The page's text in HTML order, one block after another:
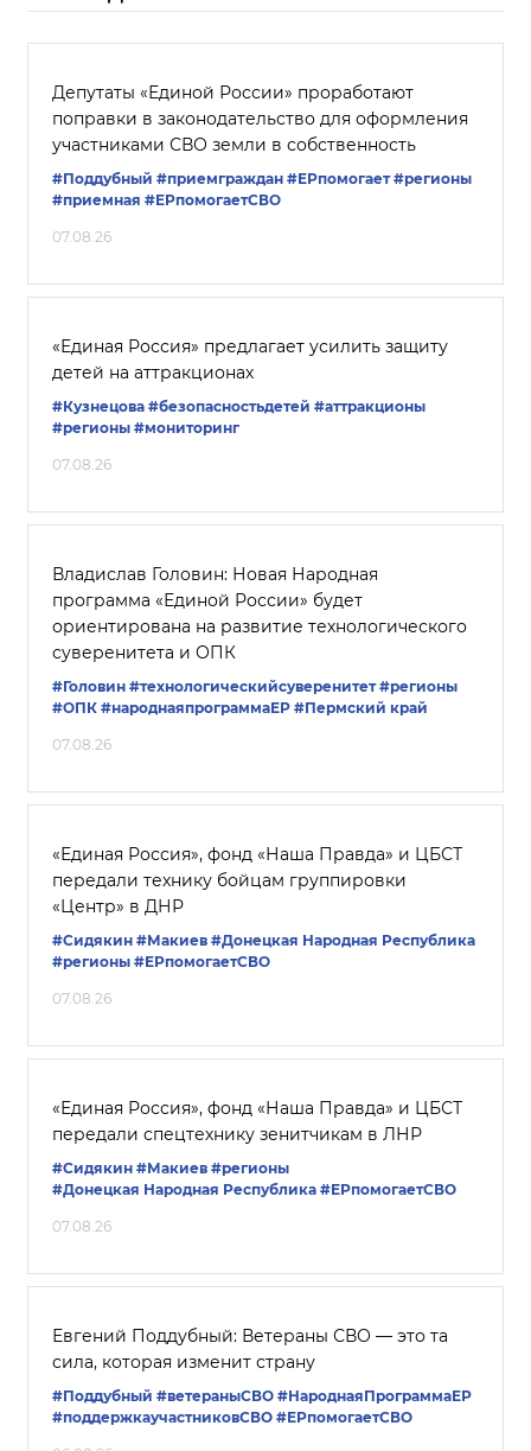
Депутаты «Единой России» проработают
поправки в законодательство для оформления
участниками СВО земли в собственность
#Поддубный #приемграждан #ЕРпомогает #регионы
#приемная #ЕРпомогаетСВО
07.08.26
«Единая Россия» предлагает усилить защиту
детей на аттракционах
#Кузнецова #безопасностьдетей #аттракционы
#регионы #мониторинг
07.08.26
Владислав Головин: Новая Народная
программа «Единой России» будет
ориентирована на развитие технологического
суверенитета и ОПК
#Головин #технологическийсуверенитет #регионы
#ОПК #народнаяпрограммаЕР #Пермский край
07.08.26
«Единая Россия», фонд «Наша Правда» и ЦБСТ
передали технику бойцам группировки
«Центр» в ДНР
#Сидякин #Макиев #Донецкая Народная Республика
#регионы #ЕРпомогаетСВО
07.08.26
«Единая Россия», фонд «Наша Правда» и ЦБСТ
передали спецтехнику зенитчикам в ЛНР
#Сидякин #Макиев #регионы
#Донецкая Народная Республика #ЕРпомогаетСВО
07.08.26
Евгений Поддубный: Ветераны СВО — это та
сила, которая изменит страну
#Поддубный #ветераныСВО #НароднаяПрограммаЕР
#поддержкаучастниковСВО #ЕРпомогаетСВО